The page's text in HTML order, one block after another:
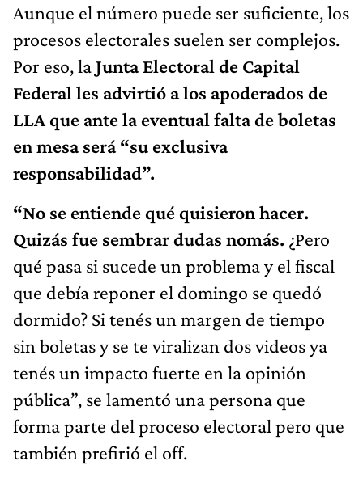
Aunque el número puede ser suficiente, los
procesos electorales suelen ser complejos.
Por eso, laJunta Electoral de Capital
Federal les advirtió a los apoderados de
LLA que ante la eventual falta de boletas
en mesa será “su exclusiva
responsabilidad”.
“No se entiende qué quisieron hacer.
Quizás fue sembrar dudas nomás. ¿Pero
qué pasa si sucede un problema y el fiscal
que debía reponer el domingo se quedó
dormido? Si tenés un margen de tiempo
sin boletas y se te viralizan dos videos ya
tenés un impacto fuerte en la opinión
pública”, se lamentó una persona que
forma parte del proceso electoral pero que
también prefirió el off.